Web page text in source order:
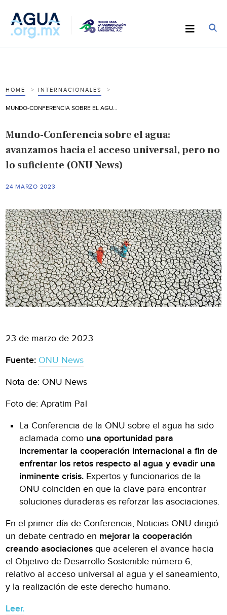
HOME INTERNACIONALES
Mundo-Conferencia sobre el agua:
avanzamos hacia el acceso universal, pero no
lo suficiente (ONU News)
24 MARZO 2023
23 de marzo de 2023
Fuente: ONU News
Nota de: ONU News
Foto de: Apratim Pal
La Conferencia de la ONU sobre el agua ha sido
aclamada como una oportunidad para
incrementar la cooperación internacional a fin de
enfrentar los retos respecto al agua y evadir una
inminente crisis. Expertos y funcionarios de la
ONU coinciden en que la clave para encontrar
soluciones duraderas es reforzar las asociaciones.
En el primer día de Conferencia, Noticias ONU dirigió
un debate centrado en mejorar la cooperación
creando asociaciones que aceleren el avance hacia
el Objetivo de Desarrollo Sostenible número 6,
relativo al acceso universal al agua y el saneamiento,
y la realización de este derecho humano.
Leer.